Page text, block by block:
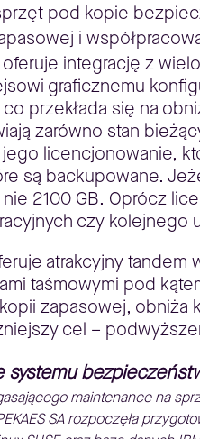
pod kopie
i
integrację z
graficznemu
przekłada się na
zarówno stan
licencjonowanie,
są backupowane.
2100 GB. Oprócz
czy
atrakcyjny tandem
taśmowymi pod
zapasowej,
cel –
systemu
maintenance na
SA rozpoczęła